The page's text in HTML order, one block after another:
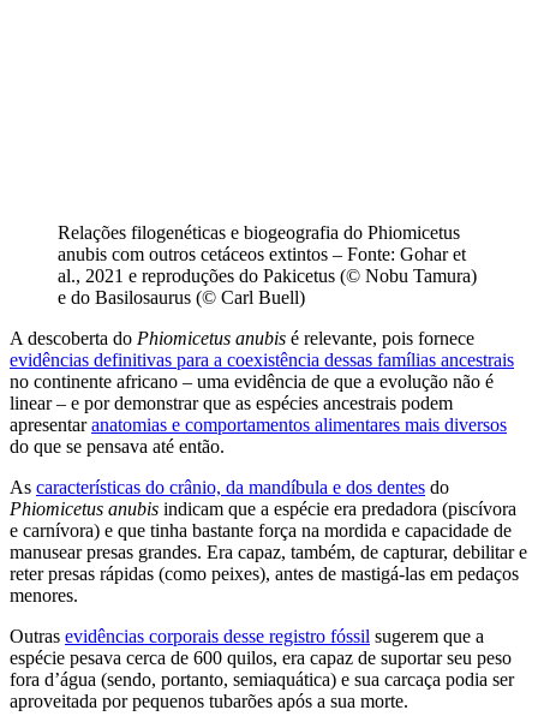
Relações filogenéticas e biogeografia do Phiomicetus
anubis com outros cetáceos extintos – Fonte: Gohar et
al., 2021 e reproduções do Pakicetus (© Nobu Tamura)
e do Basilosaurus (© Carl Buell)
A descoberta do Phiomicetus anubis é relevante, pois fornece
evidências definitivas para a coexistência dessas famílias ancestrais
no continente africano – uma evidência de que a evolução não é
linear – e por demonstrar que as espécies ancestrais podem
apresentaranatomias e comportamentos alimentares mais diversos
do que se pensava até então.
As características do crânio, da mandíbula e dos dentes do
Phiomicetus anubis indicam que a espécie era predadora (piscívora
e carnívora) e que tinha bastante força na mordida e capacidade de
manusear presas grandes. Era capaz, também, de capturar, debilitar e
reter presas rápidas (como peixes), antes de mastigá-las em pedaços
menores.
Outras evidências corporais desse registro fóssil sugerem que a
espécie pesava cerca de 600 quilos, era capaz de suportar seu peso
fora d’água (sendo, portanto, semiaquática) e sua carcaça podia ser
aproveitada por pequenos tubarões após a sua morte.